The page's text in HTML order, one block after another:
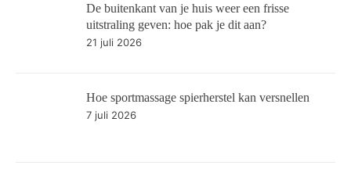
De buitenkant van je huis weer een frisse
uitstraling geven: hoe pak je dit aan?
21 juli 2026
Hoe sportmassage spierherstel kan versnellen
7 juli 2026